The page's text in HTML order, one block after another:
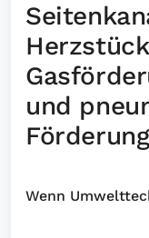
und
Förderung
Wenn